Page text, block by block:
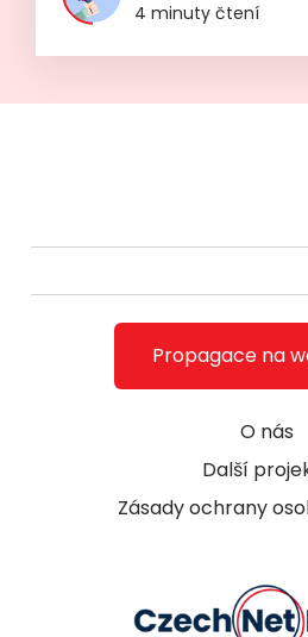
4 minuty čtení
O nás
Další
Zásady ochrany
Propagace na